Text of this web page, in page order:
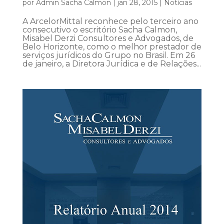
por Admin Sacha Calmon jan 28, 2015| Notícias
A ArcelorMittal reconhece pelo terceiro ano
consecutivo o escritório Sacha Calmon,
Misabel Derzi Consultores e Advogados, de
Belo Horizonte, como o melhor prestador de
serviços jurídicos do Grupo no Brasil. Em 26
de janeiro, a Diretora Jurídica e de Relações...